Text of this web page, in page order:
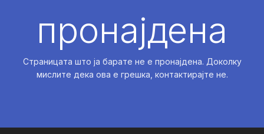
пронајдена
Страницата што ја барате не е пронајдена. Доколку
мислите дека ова е грешка, контактирајте не.